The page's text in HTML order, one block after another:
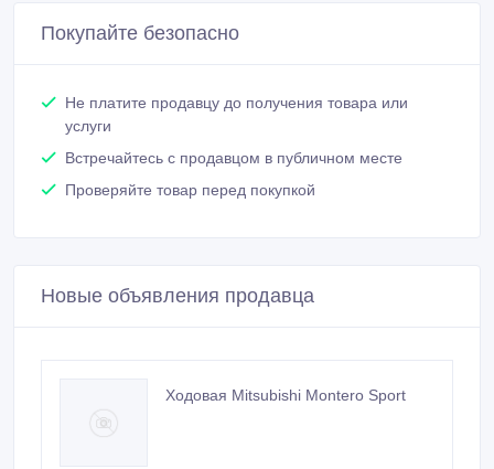
Покупайте безопасно
Не платите продавцу до получения товара или
услуги
Встречайтесь с продавцом в публичном месте
Проверяйте товар перед покупкой
Новые объявления продавца
Ходовая Mitsubishi Montero Sport